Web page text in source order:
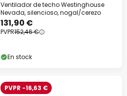
Ventilador de techo Westinghouse
Nevada, silencioso, nogal/cerezo
131,90 €
PVPR152,46 €
En stock
PVPR -16,63 €